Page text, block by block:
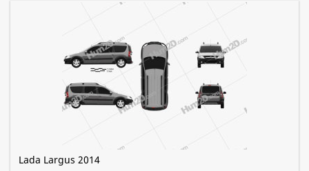
Lada Largus 2014